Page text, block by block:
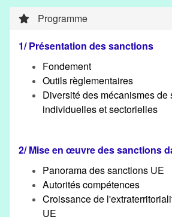
Programme
1/ Présentation des sanctions
Fondement
Outils règlementaires
Diversité des mécanismes de
individuelles et sectorielles
2/ Mise en œuvre des sanctions
Panorama des sanctions UE
Autorités compétences
Croissance de
UE